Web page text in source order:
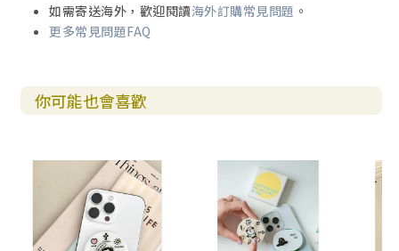
如需寄送海外，歡迎閱讀海外訂購常見問題 。
更多常見問題FAQ
你可能也會喜歡